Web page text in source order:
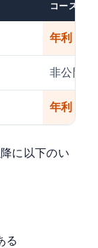
コース2（
年利
非公開
年利
に以下のい
る